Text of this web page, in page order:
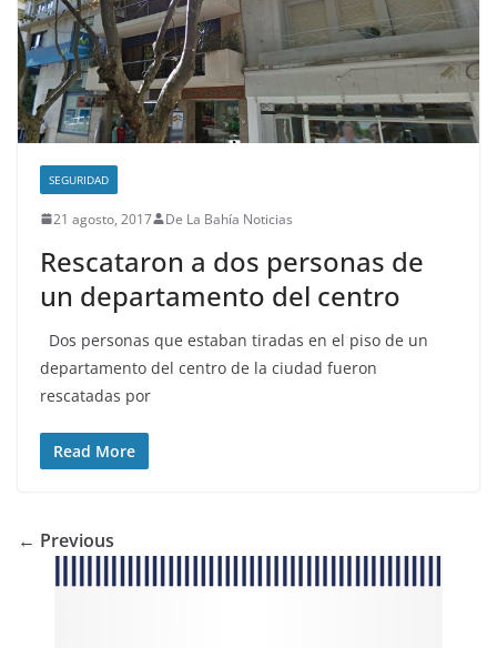
SEGURIDAD
21 agosto, 2017 De La Bahía Noticias
Rescataron a dos personas de
un departamento del centro
Dos personas que estaban tiradas en el piso de un
departamento del centro de la ciudad fueron
rescatadas por
Read More
← Previous